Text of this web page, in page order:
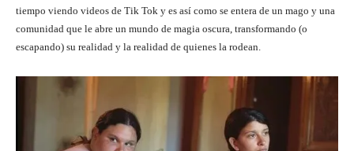
tiempo viendo videos de Tik Tok y es así como se entera de un mago y una
comunidad que le abre un mundo de magia oscura, transformando (o
escapando) su realidad y la realidad de quienes la rodean.